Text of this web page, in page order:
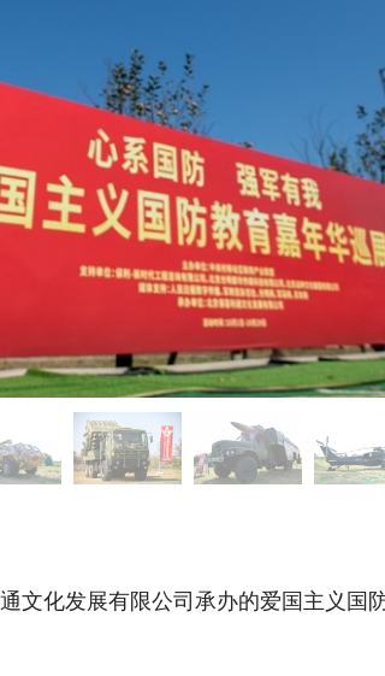
文化发展有限公司承办的爱国主义国